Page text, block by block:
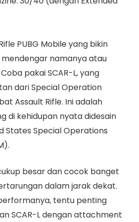
PUBG Mobile yang bikin
namanya atau
pakai SCAR-L, yang
dari Special Operation
Assault Rifle. Ini adalah
di kehidupan nyata didesain
States Special Operations
besar dan cocok banget
dalam jarak dekat.
tentu penting
SCAR-L dengan attachment